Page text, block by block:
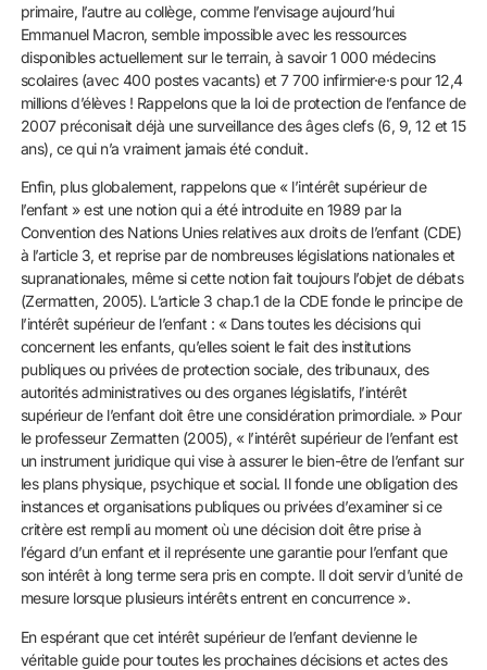
primaire, l’autre au collège, comme l’envisage aujourd’hui
Emmanuel Macron, semble impossible avec les ressources
disponibles actuellement sur le terrain, à savoir 1 000 médecins
scolaires (avec 400 postes vacants) et 7 700 infirmier·e·s pour 12,4
millions d’élèves ! Rappelons que la loi de protection de l’enfance de
2007 préconisait déjà une surveillance des âges clefs (6, 9, 12 et 15
ans), ce qui n’a vraiment jamais été conduit.
Enfin, plus globalement, rappelons que « l’intérêt supérieur de
l’enfant » est une notion qui a été introduite en 1989 par la
Convention des Nations Unies relatives aux droits de l’enfant (CDE)
à l’article 3, et reprise par de nombreuses législations nationales et
supranationales, même si cette notion fait toujours l’objet de débats
(Zermatten, 2005). L’article 3 chap.1 de la CDE fonde le principe de
l’intérêt supérieur de l’enfant : « Dans toutes les décisions qui
concernent les enfants, qu’elles soient le fait des institutions
publiques ou privées de protection sociale, des tribunaux, des
autorités administratives ou des organes législatifs, l’intérêt
supérieur de l’enfant doit être une considération primordiale. » Pour
le professeur Zermatten (2005), « l’intérêt supérieur de l’enfant est
un instrument juridique qui vise à assurer le bien-être de l’enfant sur
les plans physique, psychique et social. Il fonde une obligation des
instances et organisations publiques ou privées d’examiner si ce
critère est rempli au moment où une décision doit être prise à
l’égard d’un enfant et il représente une garantie pour l’enfant que
son intérêt à long terme sera pris en compte. Il doit servir d’unité de
mesure lorsque plusieurs intérêts entrent en concurrence ».
En espérant que cet intérêt supérieur de l’enfant devienne le
véritable guide pour toutes les prochaines décisions et actes des